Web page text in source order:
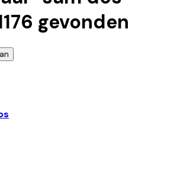
gevonden